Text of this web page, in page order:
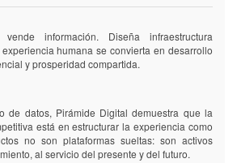
información. Diseña infraestructura
humana se convierta en desarrollo
y prosperidad compartida.
de datos, Pirámide Digital demuestra que la
está en estructurar la experiencia como
no son plataformas sueltas: son activos
al servicio del presente y del futuro.